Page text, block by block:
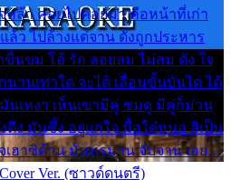
หล้า คอยไปคอยมา คือหน้าที่เก่า
ล้ว ไปล้างแต่จาน ดั่งถูกประหาร
ขื่นขม โอ้ รัก ลอยลม ไม่สม ดัง ใจ
านเท่าใด จะได้ เลื่อนขั้นบันได ได้
นเหงา เห็นเขามีคู่ ซมดู มีคู่ก็ม่วน
ตึง มันซึ้ง อยู่แก่ใจ มื้อใด๋หนอ สิเป็น
เฮาซิด้าน มันทรมาน จับจาน เอย…
Ver. (ซาวด์ดนตรี)